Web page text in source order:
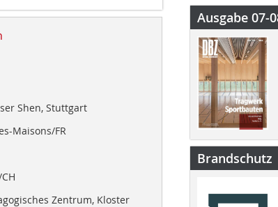
Shen, Stuttgart
Maisons/FR
Zentrum, Kloster
Ausgabe 07-
Brandschutz